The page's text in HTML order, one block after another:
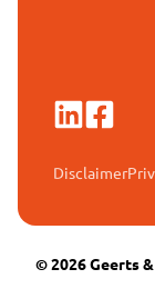
Disclaimer
© 2026 Geerts